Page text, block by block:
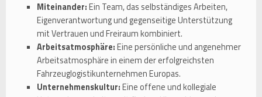
Miteinander:Ein Team, das selbständiges Arbeiten,
Eigenverantwortung und gegenseitige Unterstützung
mit Vertrauen und Freiraum kombiniert.
Arbeitsatmosphäre:Eine persönliche und angenehmer
Arbeitsatmosphäre in einem der erfolgreichsten
Fahrzeuglogistikunternehmen Europas.
Unternehmenskultur:Eine offene und kollegiale